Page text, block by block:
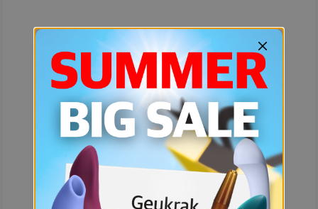
예상치 못한 에러입니다.